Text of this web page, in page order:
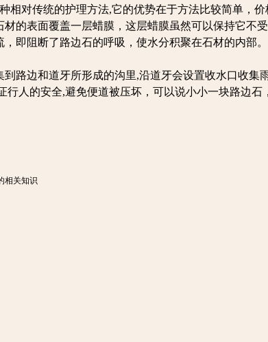
相对传统的护理方法,它的优势在于方法比较简单，
材的表面覆盖一层蜡膜，这层蜡膜虽然可以保持它不
即阻断了路边石的呼吸，使水分积聚在石材的内部。
路边和道牙所形成的沟里,沿道牙会设置收水口收集雨
行人的安全,避免便道被压坏，可以说小小一块路边石
相关知识